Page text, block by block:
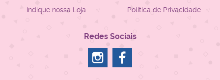
Indique nossa Loja
Política de Privacidade
Redes Sociais